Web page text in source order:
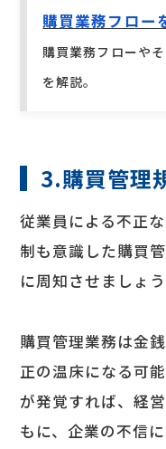
購買業務フロ
購買業務フローや
を解説。
3.購買管理
従業員による不正
制も意識した購買
に周知させましょう
購買管理業務は金
正の温床になる可
が発覚すれば、経
もに、企業の不信に